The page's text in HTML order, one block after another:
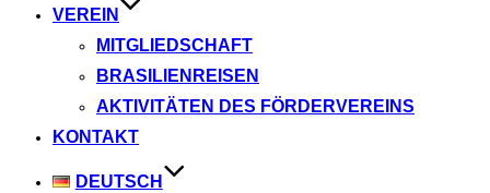
VEREIN
MITGLIEDSCHAFT
BRASILIENREISEN
AKTIVITÄTEN DES FÖRDERVEREINS
KONTAKT
DEUTSCH